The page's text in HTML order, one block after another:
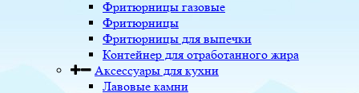
Фритюрницы газовые
Фритюрницы
Фритюрницы для выпечки
Контейнер для отработанного жира
Аксессуары для кухни
Лавовые камни